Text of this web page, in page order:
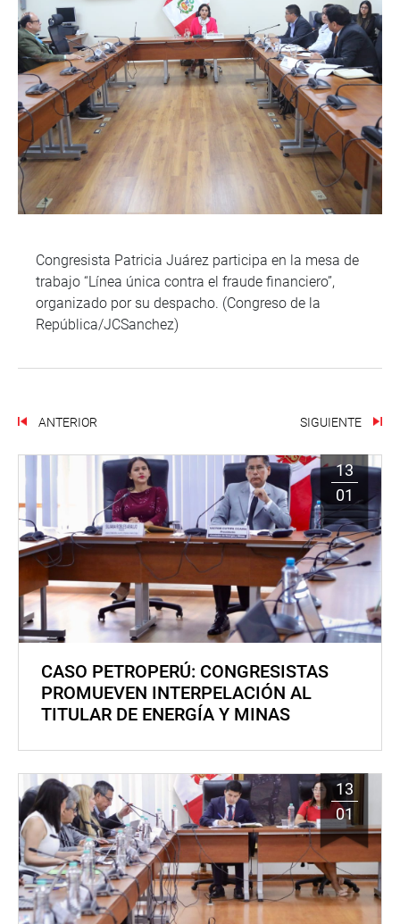
Congresista Patricia Juárez participa en la mesa de
trabajo “Línea única contra el fraude financiero”,
organizado por su despacho. (Congreso de la
República/JCSanchez)
ANTERIOR SIGUIENTE
13
01
CASO PETROPERÚ: CONGRESISTAS
PROMUEVEN INTERPELACIÓN AL
TITULAR DE ENERGÍA Y MINAS
13
01